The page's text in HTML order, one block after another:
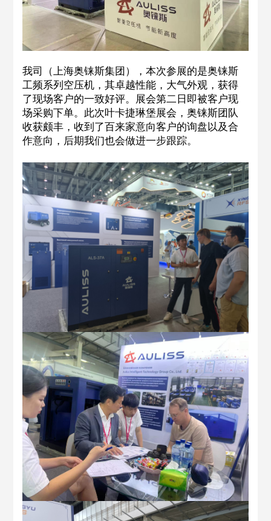
我司（上海奥铼斯集团），本次参展的是奥铼斯
工频系列空压机，其卓越性能，大气外观，获得
了现场客户的一致好评。展会第二日即被客户现
场采购下单。此次叶卡捷琳堡展会，奥铼斯团队
收获颇丰，收到了百来家意向客户的询盘以及合
作意向，后期我们也会做进一步跟踪。